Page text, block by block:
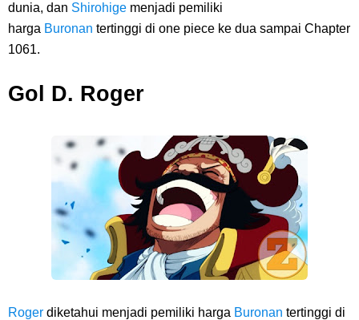
dunia, dan Shirohige menjadi pemiliki
harga Buronan tertinggi di one piece ke dua sampai Chapter
1061.
Gol D. Roger
Roger diketahui menjadi pemiliki harga Buronan tertinggi di